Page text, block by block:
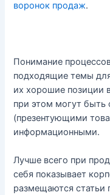
воронок продаж.
Понимание
подходящие темы
их хорошие позиции
при этом могут
(презентующими
информационными.
Лучше всего при
себя показывает
размещаются статьи